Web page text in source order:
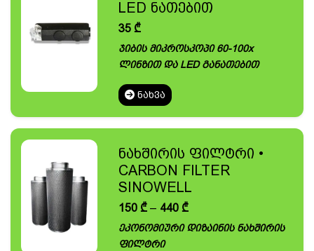
LED ნათებით
35₾
ჯიბის მიკროსკოპი 60-100x
ლინზით და LED განათებით
ᲜᲐᲮᲕᲐ
ნახშირის ფილტრი •
CARBON FILTER
SINOWELL
150₾ – 440₾Price
range:
150 ₾
ეკონომიური დიზაინის ნახშირის
ფილტრი